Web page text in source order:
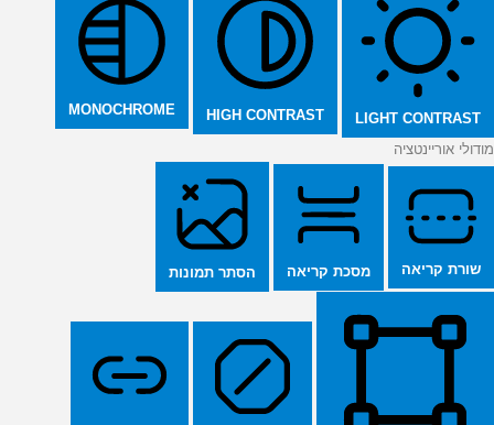
LIGHT CONTRAST
HIGH CONTRAST
MONOCHROME
מודולי אוריינטציה
שורת קריאה מסכת קריאה הסתר תמונות